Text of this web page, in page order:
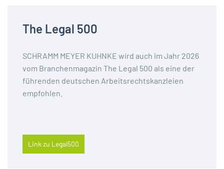
The Legal 500
SCHRAMM MEYER KUHNKE wird auch im Jahr 2026
vom Branchenmagazin The Legal 500 als eine der
führenden deutschen Arbeitsrechtskanzleien
empfohlen.
Link zu Legal500